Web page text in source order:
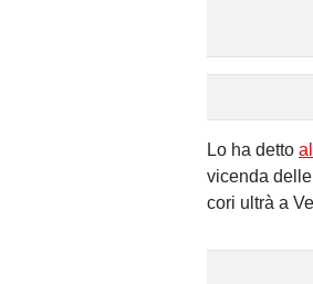
Lo ha detto
vicenda
cori ultrà a